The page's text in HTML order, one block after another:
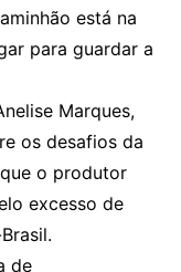
está na
para guardar a
Marques,
os desafios da
o produtor
excesso de
de